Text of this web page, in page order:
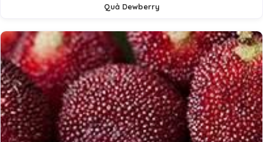
Quả Dewberry